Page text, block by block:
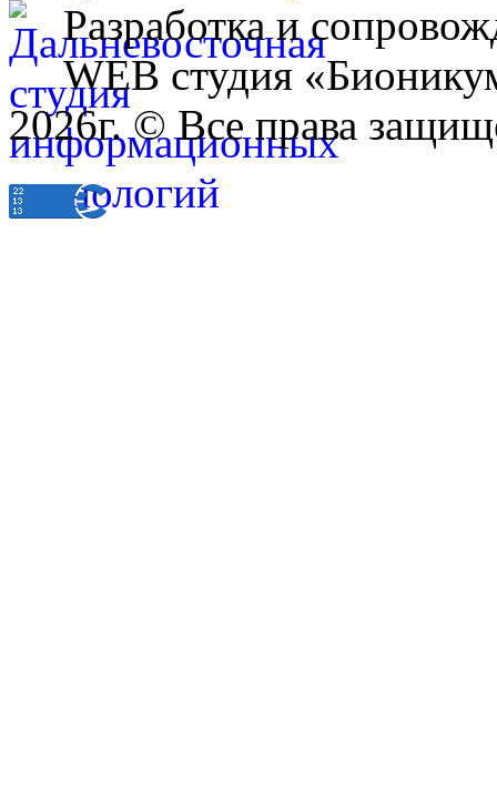
Разработка и
WEB студия
2026г. © Все права